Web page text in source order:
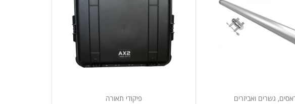
גשרים ואביזרים
פיקודי תאורה